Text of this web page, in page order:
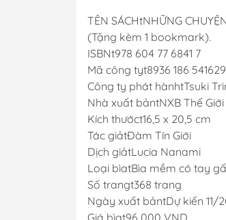
TÊN SÁCHtNHỮNG
(Tặng kèm 1 bookmark).
ISBNt978 604 77 6841 7
Mã công tyt8936 186 541629
Công ty phát hànhtTsuki
Nhà xuất bảntNXB Thế Giới
Kích thướct16,5 x 20,5 cm
Tác giảtĐàm Tín Giới
Dịch giảtLucia Nanami
Loại bìatBìa mềm có tay
Số trangt368 trang
Ngày xuất bảntDự kiến 11/
Giá bìat96 000 VND